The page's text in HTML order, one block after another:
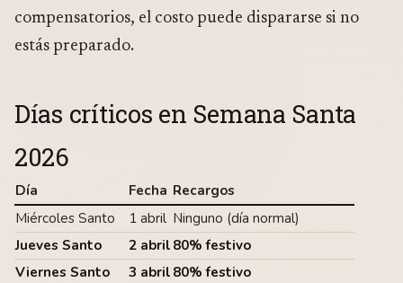
compensatorios, el costo puede dispararse si no
estás preparado.
Días críticos en Semana Santa
2026
Día Fecha Recargos
Miércoles Santo
1 abril Ninguno (día normal)
Jueves Santo
2 abril 80% festivo
Viernes Santo
3 abril 80% festivo